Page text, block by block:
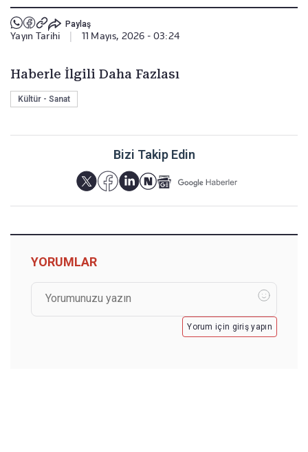
Paylaş
Yayın Tarihi 11 Mayıs, 2026 - 03:24
Haberle İlgili Daha Fazlası
Kültür - Sanat
Bizi Takip Edin
YORUMLAR
Yorum için giriş yapın